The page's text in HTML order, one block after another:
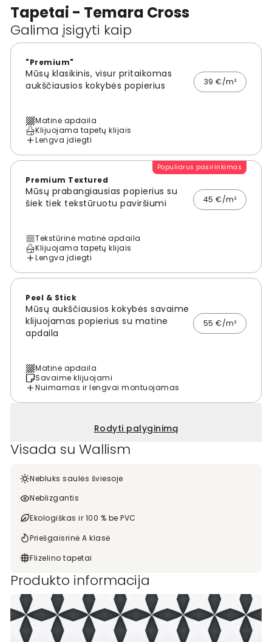
Tapetai - Temara Cross
Galima įsigyti kaip
"Premium"
Mūsų klasikinis, visur pritaikomas
aukščiausios kokybės popierius
39 €/m²
Matinė apdaila
Klijuojama tapetų klijais
Lengva įdiegti
Populiarus pasirinkimas
Premium Textured
Mūsų prabangiausias popierius su
šiek tiek tekstūruotu paviršiumi
45 €/m²
Tekstūrinė matinė apdaila
Klijuojama tapetų klijais
Lengva įdiegti
Peel & Stick
Mūsų aukščiausios kokybės savaime
klijuojamas popierius su matine
apdaila
55 €/m²
Matinė apdaila
Savaime klijuojami
Nuimamas ir lengvai montuojamas
Rodyti palyginimą
Visada su Wallism
Nebluks saulės šviesoje
Neblizgantis
Ekologiškas ir 100 % be PVC
Priešgaisrinė A klasė
Flizelino tapetai
Produkto informacija